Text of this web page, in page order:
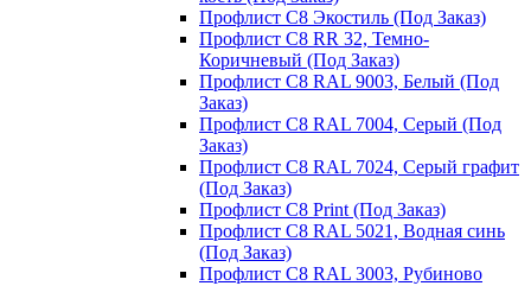
Профлист С8 Экостиль (Под Заказ)
Профлист С8 RR 32, Темно-
Коричневый (Под Заказ)
Профлист С8 RAL 9003, Белый (Под
Заказ)
Профлист С8 RAL 7004, Серый (Под
Заказ)
Профлист С8 RAL 7024, Серый графит
(Под Заказ)
Профлист С8 Print (Под Заказ)
Профлист С8 RAL 5021, Водная синь
(Под Заказ)
Профлист С8 RAL 3003, Рубиново